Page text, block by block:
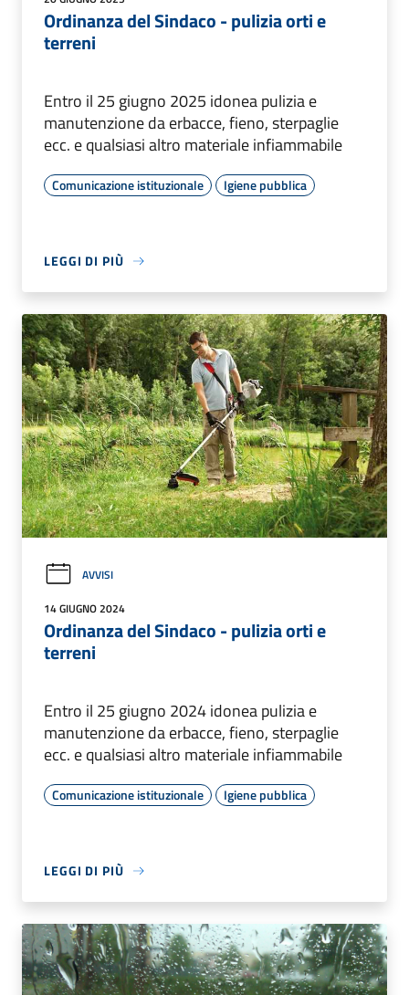
Ordinanza del Sindaco - pulizia orti e
terreni
Entro il 25 giugno 2025 idonea pulizia e
manutenzione da erbacce, fieno, sterpaglie
ecc. e qualsiasi altro materiale infiammabile
Comunicazione istituzionale Igiene pubblica
LEGGI DI PIÙ
AVVISI
14 GIUGNO 2024
Ordinanza del Sindaco - pulizia orti e
terreni
Entro il 25 giugno 2024 idonea pulizia e
manutenzione da erbacce, fieno, sterpaglie
ecc. e qualsiasi altro materiale infiammabile
Comunicazione istituzionale Igiene pubblica
LEGGI DI PIÙ